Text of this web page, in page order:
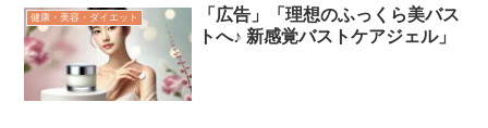
うなじ 敏感肌【厚生労働省承
認】【医薬部外品】「広告」
健康・美容・ダイエット
「広告」「理想のふっくら美バス
トへ♪ 新感覚バストケアジェル」